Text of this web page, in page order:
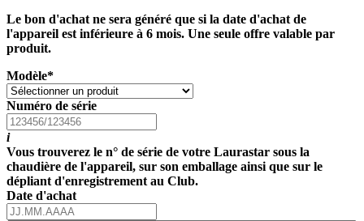
Le bon d'achat ne sera généré que si la date d'achat de
l'appareil est inférieure à 6 mois. Une seule offre valable par
produit.
Modèle*
Numéro de série
i
Vous trouverez le n° de série de votre Laurastar sous la
chaudière de l'appareil, sur son emballage ainsi que sur le
dépliant d'enregistrement au Club.
Date d'achat